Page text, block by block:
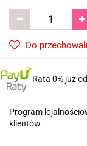
Do
Rata 0% już
Program
klientów.